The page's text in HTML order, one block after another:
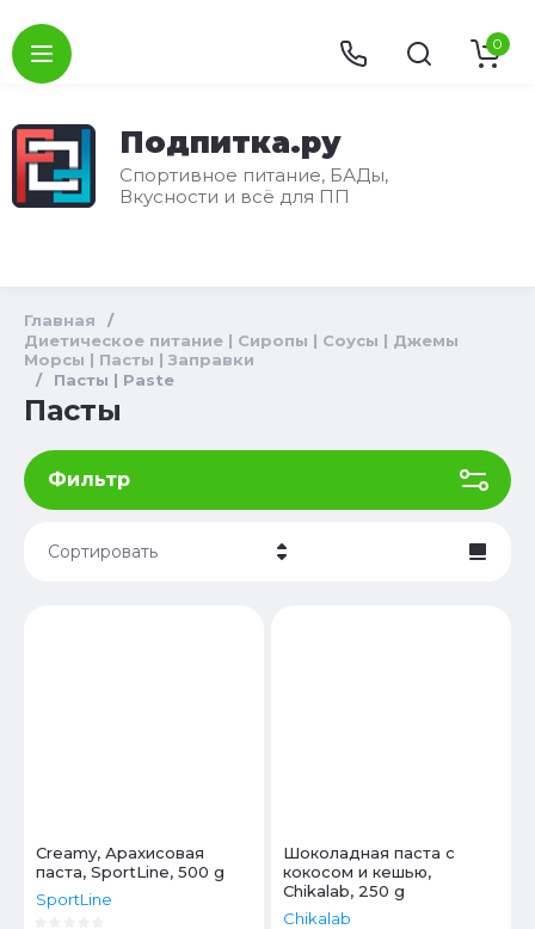
Подпитка.ру
Спортивное питание, БАДы,
Вкусности и всё для ПП
0
Главная
/
Диетическое питание | Сиропы | Соусы | Джемы
Морсы | Пасты | Заправки
/
Пасты | Paste
Пасты
Фильтр
Сортировать
Creamy, Арахисовая
паста, SportLine, 500 g
SportLine
Шоколадная паста с
кокосом и кешью,
Chikalab, 250 g
Chikalab